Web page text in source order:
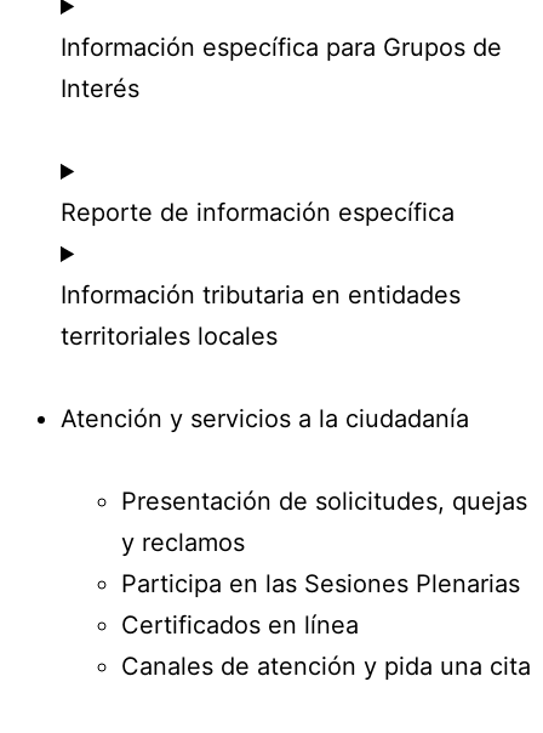
Información específica para Grupos de
Interés
Reporte de información específica
Información tributaria en entidades
territoriales locales
Atención y servicios a la ciudadanía
Presentación de solicitudes, quejas
y reclamos
Participa en las Sesiones Plenarias
Certificados en línea
Canales de atención y pida una cita